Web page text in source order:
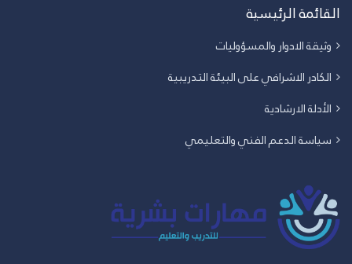
القائمة الرئيسية
وثيقة الادوار والمسؤوليات
الكادر الاشرافي على البيئة التدريبية
الأدلة الارشادية
سياسة الدعم الفني والتعليمي